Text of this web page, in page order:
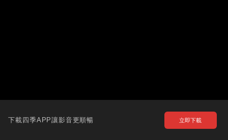
下載四季APP讓影音更順暢 立即下載